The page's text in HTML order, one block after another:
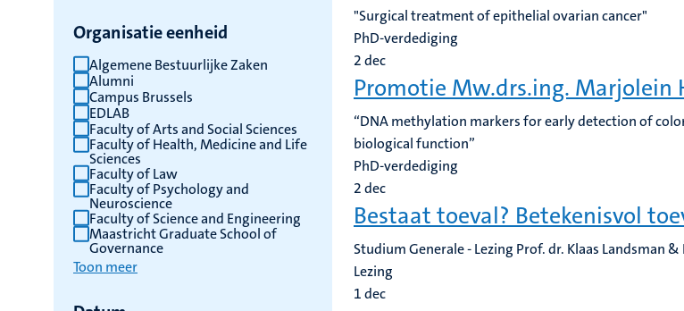
Organisatie eenheid
Algemene Bestuurlijke Zaken
Alumni
Campus Brussels
EDLAB
Faculty of Arts and Social Sciences
Faculty of Health, Medicine and Life
Sciences
Faculty of Law
Faculty of Psychology and
Neuroscience
Faculty of Science and Engineering
Maastricht Graduate School of
Governance
Toon meer
"Surgical treatment of epithelial ovarian cancer"
PhD-verdediging
2dec
Promotie Mw.drs.ing. Marjolein
“DNA methylation markers for early detection of
biological function”
PhD-verdediging
2dec
Bestaat toeval? Betekenisvol
Studium Generale - Lezing Prof. dr. Klaas Landsman
Lezing
1dec